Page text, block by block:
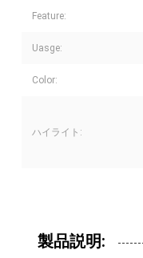
Feature:
Uasge:
Color:
ハイライト:
製品説明: